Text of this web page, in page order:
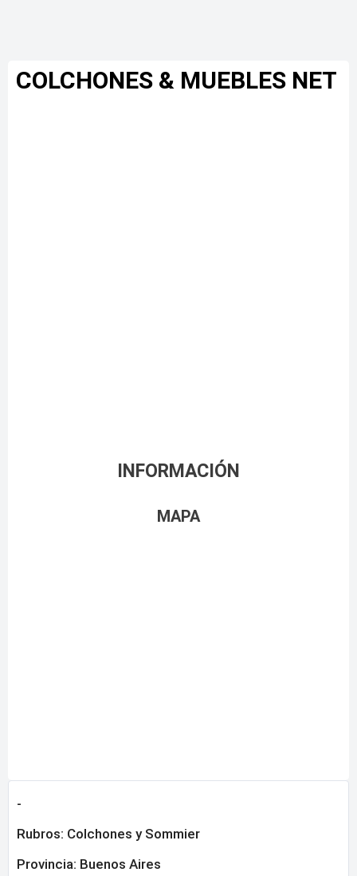
COLCHONES & MUEBLES NET
INFORMACIÓN
MAPA
-
Rubros: Colchones y Sommier
Provincia: Buenos Aires